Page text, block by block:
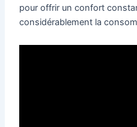
pour offrir un confort
considérablement la